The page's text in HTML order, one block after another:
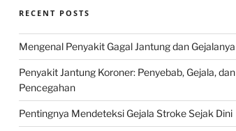
RECENT POSTS
Mengenal Penyakit Gagal Jantung dan Gejalanya
Penyakit Jantung Koroner: Penyebab, Gejala, dan
Pencegahan
Pentingnya Mendeteksi Gejala Stroke Sejak Dini